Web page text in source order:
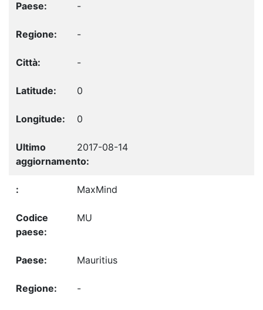
-
-
-
0
0
2017-08-14
MaxMind
MU
Mauritius
-